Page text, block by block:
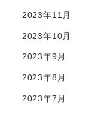
2023年11月
2023年10月
2023年9月
2023年8月
2023年7月